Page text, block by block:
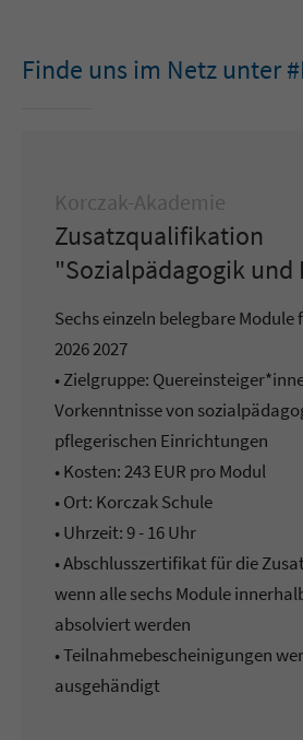
Finde uns im Netz unter
Korczak-Akademie
Zusatzqualifikation
"Sozialpädagogik und
Sechs einzeln belegbare
2026 2027
• Zielgruppe:
Vorkenntnisse von
pflegerischen Einrichtungen
• Kosten: 243 EUR pro Modul
• Ort: Korczak Schule
• Uhrzeit: 9 - 16 Uhr
• Abschlusszertifikat für die
wenn alle sechs Module
absolviert werden
• Teilnahmebescheinigungen
ausgehändigt